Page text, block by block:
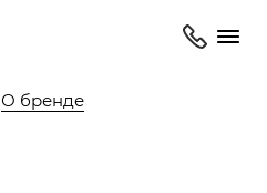
О бренде